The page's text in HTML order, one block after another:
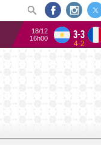
18/12
16h00
3-3
4-2